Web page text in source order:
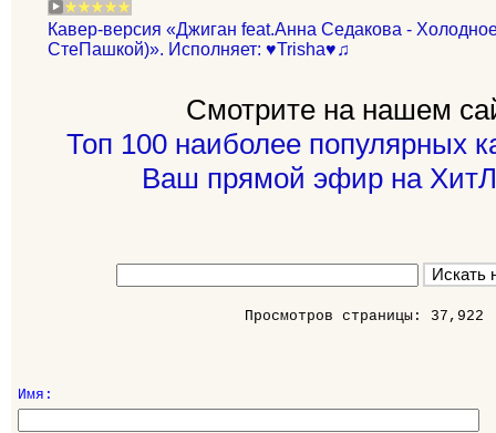
Кавер-версия «Джиган feat.Анна Седакова -
СтеПашкой)». Исполняет: ♥Trisha♥♫
Смотрите на нашем
Топ 100 наиболее популярных
Ваш прямой эфир на
Просмотров страницы: 37,922
Имя: